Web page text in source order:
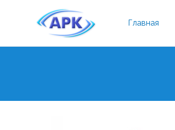
Главная